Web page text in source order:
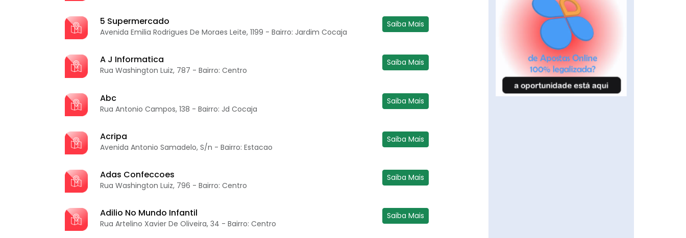
5 Supermercado
Avenida Emilia Rodrigues De Moraes Leite, 1199 - Bairro: Jardim Cocaja
Saiba Mais
A J Informatica
Rua Washington Luiz, 787 - Bairro: Centro
Saiba Mais
Abc
Rua Antonio Campos, 138 - Bairro: Jd Cocaja
Saiba Mais
Acripa
Avenida Antonio Samadelo, S/n - Bairro: Estacao
Saiba Mais
Adas Confeccoes
Rua Washington Luiz, 796 - Bairro: Centro
Saiba Mais
Adilio No Mundo Infantil
Rua Artelino Xavier De Oliveira, 34 - Bairro: Centro
Saiba Mais